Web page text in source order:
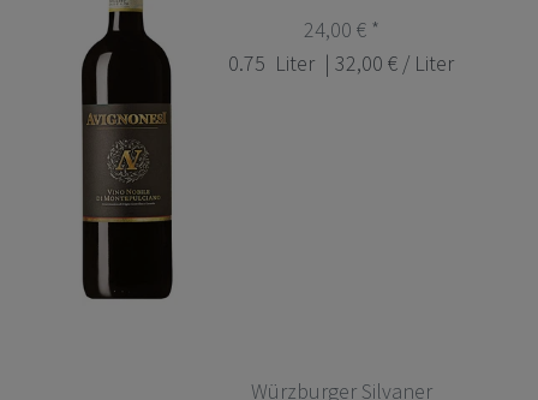
24,00 € *
0.75 Liter | 32,00 € / Liter
Würzburger Silvaner